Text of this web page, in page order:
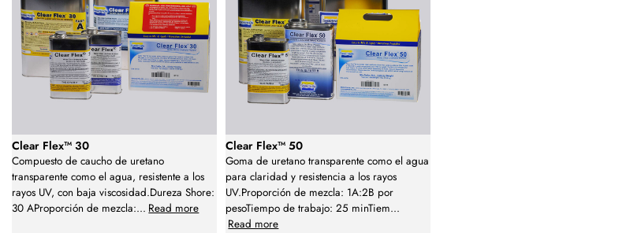
Clear Flex™ 30
Compuesto de caucho de uretano
transparente como el agua, resistente a los
rayos UV, con baja viscosidad.Dureza Shore:
30 AProporción de mezcla:... Read more
Clear Flex™ 50
Goma de uretano transparente como el agua
para claridad y resistencia a los rayos
UV.Proporción de mezcla: 1A:2B por
pesoTiempo de trabajo: 25 minTiem...
Read more